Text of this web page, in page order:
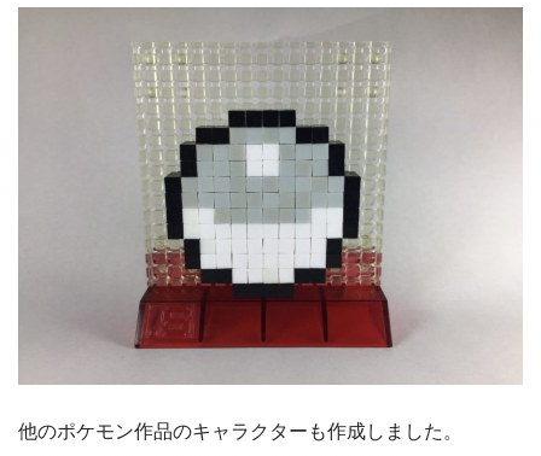
他のポケモン作品のキャラクターも作成しました。